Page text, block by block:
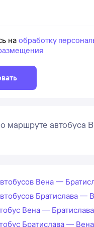
на обработку
маршруте автобуса
Вена —
Братислава —
Вена — Братислава
Братислава — Вена